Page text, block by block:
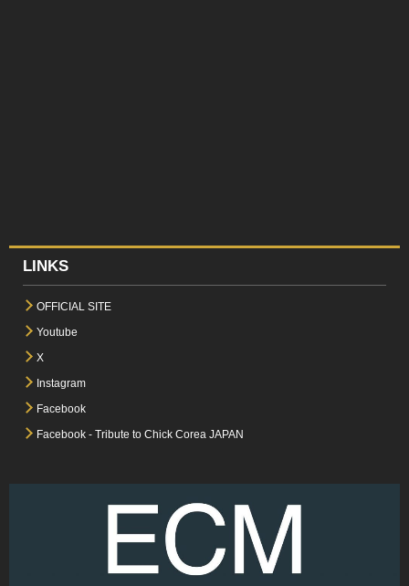
LINKS
OFFICIAL SITE
Youtube
X
Instagram
Facebook
Facebook - Tribute to Chick Corea JAPAN